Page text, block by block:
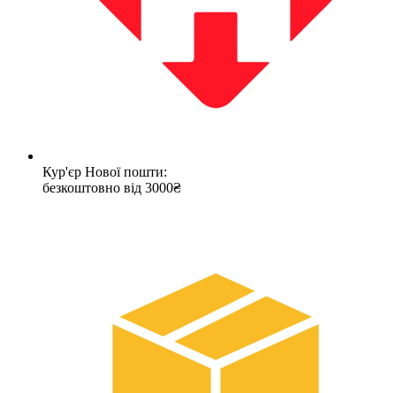
Кур'єр Нової пошти:
безкоштовно від 3000₴